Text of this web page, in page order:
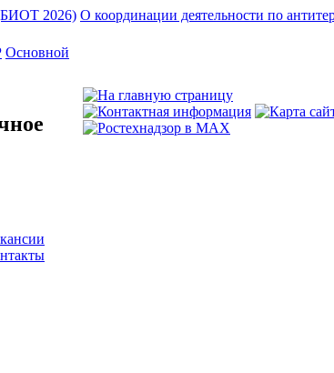
(БИОТ 2026) О координации деятельности по
Основной